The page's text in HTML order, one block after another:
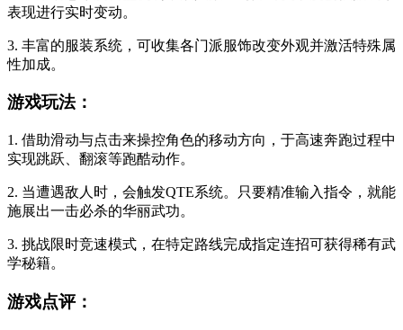
表现进行实时变动。
3. 丰富的服装系统，可收集各门派服饰改变外观并激活特殊属
性加成。
游戏玩法：
1. 借助滑动与点击来操控角色的移动方向，于高速奔跑过程中
实现跳跃、翻滚等跑酷动作。
2. 当遭遇敌人时，会触发QTE系统。只要精准输入指令，就能
施展出一击必杀的华丽武功。
3. 挑战限时竞速模式，在特定路线完成指定连招可获得稀有武
学秘籍。
游戏点评：